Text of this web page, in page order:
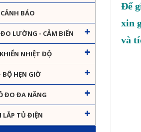
BÁO
LƯỜNG - CẢM BIẾN
NHIỆT ĐỘ
BỘ HẸN GIỜ
ĐO ĐA NĂNG
LẮP TỦ ĐIỆN
Để
xin
và